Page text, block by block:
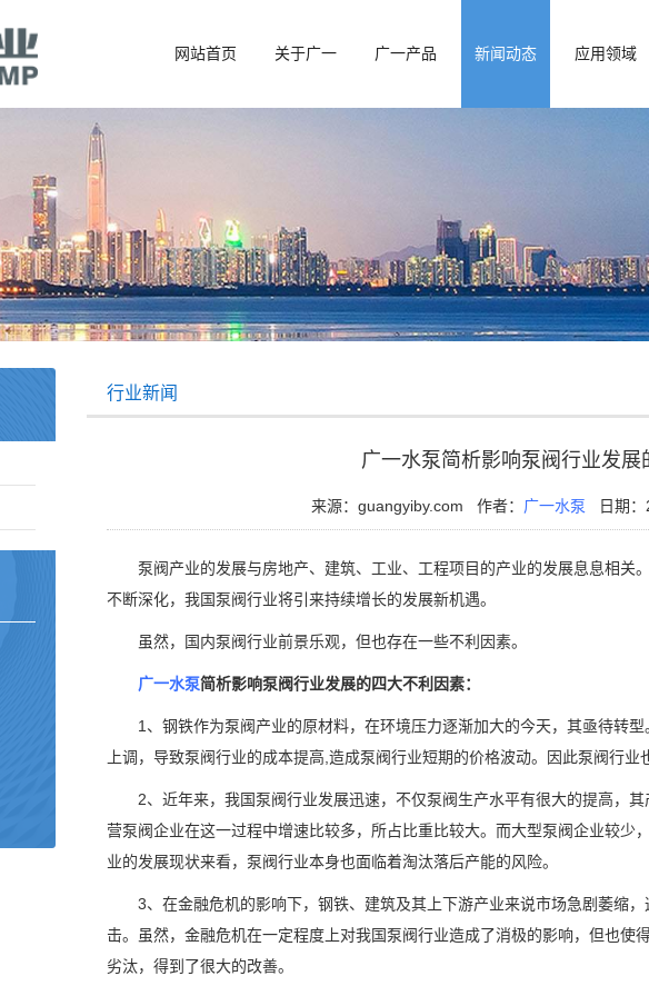
网站首页 关于广一 广一产品 新闻动态 应用领域
行业新闻
广一水泵简析影响泵阀行业发展
来源：guangyiby.com 作者： 广一水泵 日期
泵阀产业的发展与房地产、建筑、工业、工程项目的产业的发展息息相关
不断深化，我国泵阀行业将引来持续增长的发展新机遇。
虽然，国内泵阀行业前景乐观，但也存在一些不利因素。
广一水泵简析影响泵阀行业发展的四大不利因素：
1、钢铁作为泵阀产业的原材料，在环境压力逐渐加大的今天，其亟待转型
上调，导致泵阀行业的成本提高,造成泵阀行业短期的价格波动。因此泵阀行业
2、近年来，我国泵阀行业发展迅速，不仅泵阀生产水平有很大的提高，其
营泵阀企业在这一过程中增速比较多，所占比重比较大。而大型泵阀企业较少
业的发展现状来看，泵阀行业本身也面临着淘汰落后产能的风险。
3、在金融危机的影响下，钢铁、建筑及其上下游产业来说市场急剧萎缩，
击。虽然，金融危机在一定程度上对我国泵阀行业造成了消极的影响，但也使
劣汰，得到了很大的改善。